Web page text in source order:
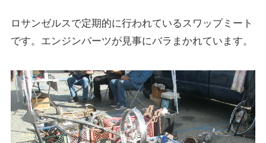
ロサンゼルスで定期的に行われているスワップミート
です。エンジンパーツが見事にバラまかれています。